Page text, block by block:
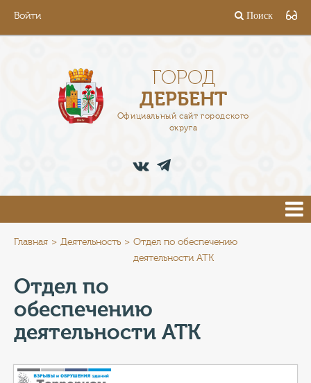
Войти Поиск
ГОРОД
ДЕРБЕНТ
Официальный сайт городского
округа
АДМИНИСТРАЦИЯ
ПРЕСС-ЦЕНТР
ТУРИСТАМ
КОНТАКТЫ
ТАРИФЫ
Главная Деятельность
Отдел по обеспечению
деятельности АТК
Отдел по
обеспечению
деятельности АТК